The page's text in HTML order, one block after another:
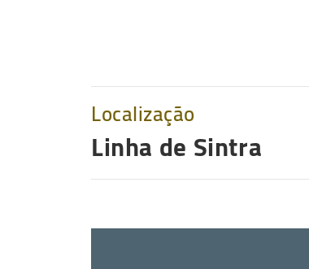
Localização
Linha de Sintra